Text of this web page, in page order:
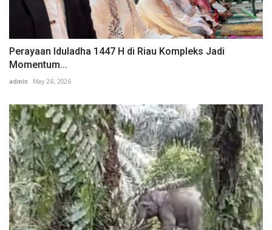
Perayaan Iduladha 1447 H di Riau Kompleks Jadi
Momentum...
admin May 28, 2026